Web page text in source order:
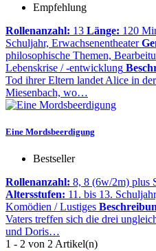
Empfehlung
Rollenanzahl: 13 Länge: 120
Schuljahr, Erwachsenentheater
philosophische Themen,
Lebenskrise / -entwicklung
Tod ihrer Eltern landet Alice in
Miesenbach, wo…
Eine Mordsbeerdigung
Bestseller
Rollenanzahl: 8, 8 (6w/2m) plus
Altersstufen: 11. bis 13.
Komödien / Lustiges
Vaters treffen sich die drei
und Doris…
1 - 2 von 2 Artikel(n)